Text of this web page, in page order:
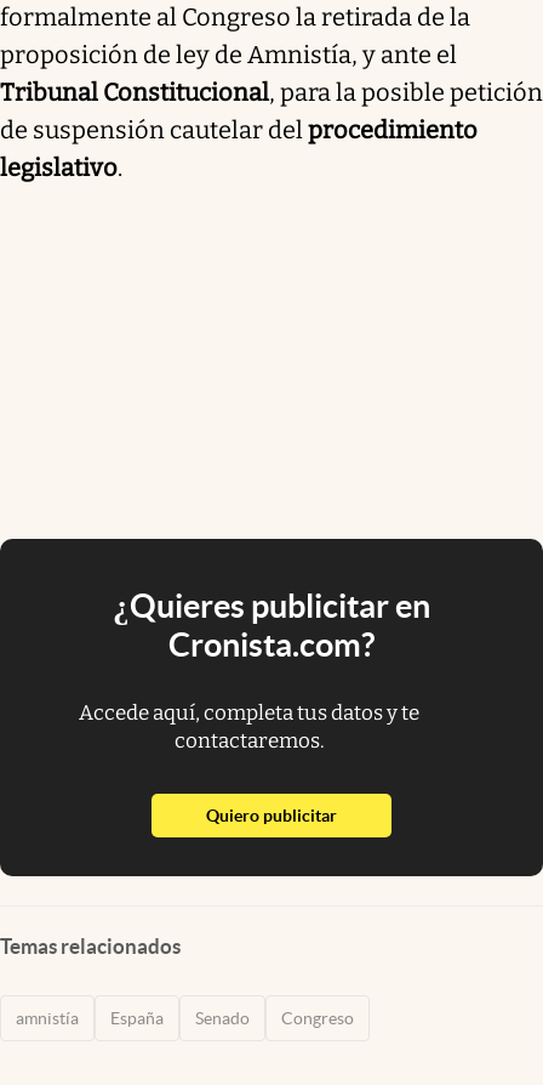
formalmente al Congreso la retirada de la
proposición de ley de Amnistía, y ante el
Tribunal Constitucional, para la posible petición
de suspensión cautelar del procedimiento
legislativo.
¿Quieres publicitar en
Cronista.com?
Accede aquí, completa tus datos y te
contactaremos.
Quiero publicitarabre en nueva pestaña
Temas relacionados
amnistía España Senado Congreso